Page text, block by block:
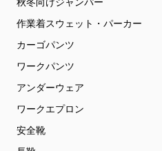
作業着スウェット・パーカー
カーゴパンツ
ワークパンツ
アンダーウェア
ワークエプロン
安全靴